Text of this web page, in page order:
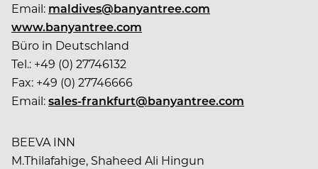
Email: maldives@banyantree.com
www.banyantree.com
Büro in Deutschland
Tel.: +49 (0) 27746132
Fax: +49 (0) 27746666
Email:sales-frankfurt@banyantree.com
BEEVA INN
M.Thilafahige, Shaheed Ali Hingun